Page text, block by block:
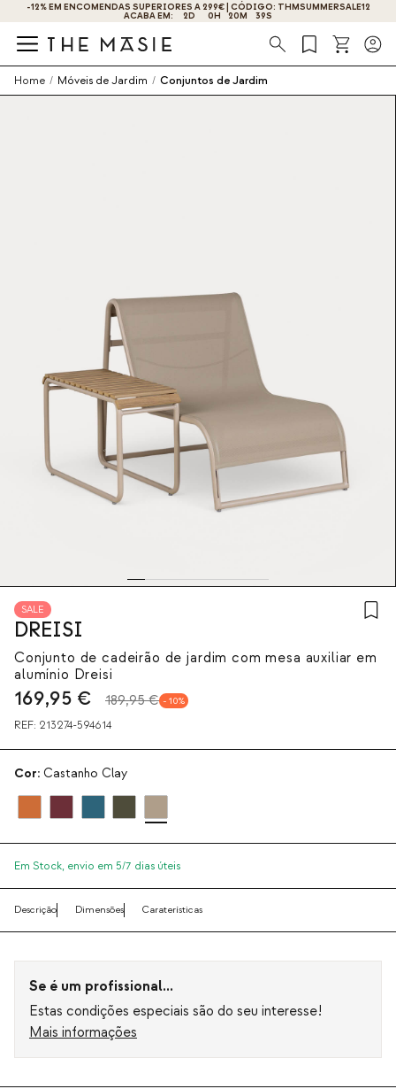
-12% EM ENCOMENDAS SUPERIORES A 299€ | CÓDIGO: THMSUMMERSALE12
ACABA EM: 2D 0H 20M 39S
OBTENHA 10% DE DESCONTO AO SE INSCREVER AGORA!
Procura
Home / Móveis de Jardim / Conjuntos de Jardim
SALE
DREISI
Conjunto de cadeirão de jardim com mesa auxiliar em
alumínio Dreisi
169,95 € 189,95 € 10
REF: 213274-594614
Cor: Castanho Clay
Em Stock, envio em 5/7 dias úteis
Descrição Dimensões Caraterísticas
Se é um profissional...
Estas condições especiais são do seu interesse!
Mais informações